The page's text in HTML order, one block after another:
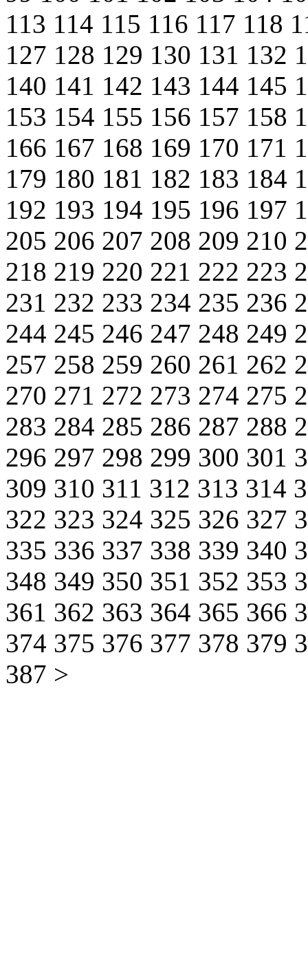
113 114 115 116 117 118
127 128 129 130 131 132
140 141 142 143 144 145
153 154 155 156 157 158
166 167 168 169 170 171
179 180 181 182 183 184
192 193 194 195 196 197
205 206 207 208 209 210
218 219 220 221 222 223
231 232 233 234 235 236
244 245 246 247 248 249
257 258 259 260 261 262
270 271 272 273 274 275
283 284 285 286 287 288
296 297 298 299 300 301
309 310 311 312 313 314
322 323 324 325 326 327
335 336 337 338 339 340
348 349 350 351 352 353
361 362 363 364 365 366
374 375 376 377 378 379
387 >